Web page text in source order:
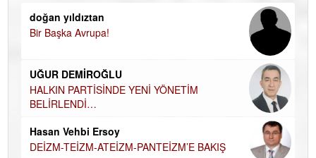
doğan yıldıztan
Bir Başka Avrupa!
UĞUR DEMİROĞLU
HALKIN PARTİSİNDE YENİ YÖNETİM
BELİRLENDİ…
Hasan Vehbi Ersoy
DEİZM-TEİZM-ATEİZM-PANTEİZM’E BAKIŞ